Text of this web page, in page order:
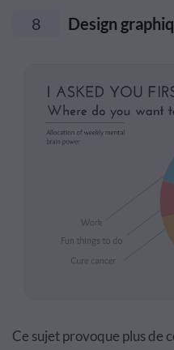
8 Design
Ce sujet provoque plus de